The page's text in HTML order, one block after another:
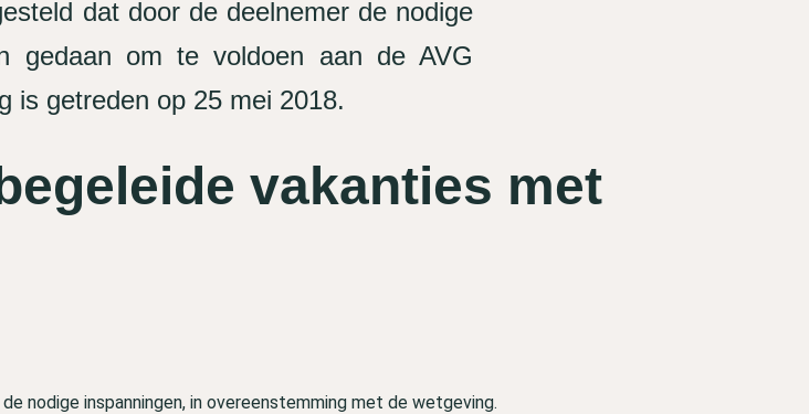
dat door de deelnemer de nodige
gedaan om te voldoen aan de AVG
is getreden op 25 mei 2018.
vakanties met
nodige inspanningen, in overeenstemming met de wetgeving.